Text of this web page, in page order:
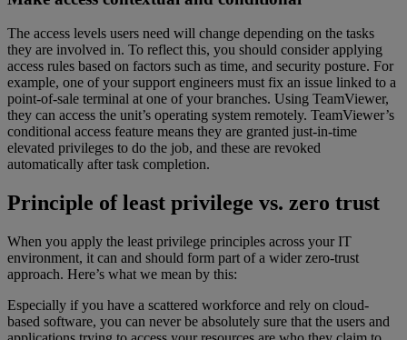
The access levels users need will change depending on the tasks
they are involved in. To reflect this, you should consider applying
access rules based on factors such as time, and security posture. For
example, one of your support engineers must fix an issue linked to a
point-of-sale terminal at one of your branches. Using TeamViewer,
they can access the unit’s operating system remotely. TeamViewer’s
conditional access feature means they are granted just-in-time
elevated privileges to do the job, and these are revoked
automatically after task completion.
Principle of least privilege vs. zero trust
When you apply the least privilege principles across your IT
environment, it can and should form part of a wider zero-trust
approach. Here’s what we mean by this:
Especially if you have a scattered workforce and rely on cloud-
based software, you can never be absolutely sure that the users and